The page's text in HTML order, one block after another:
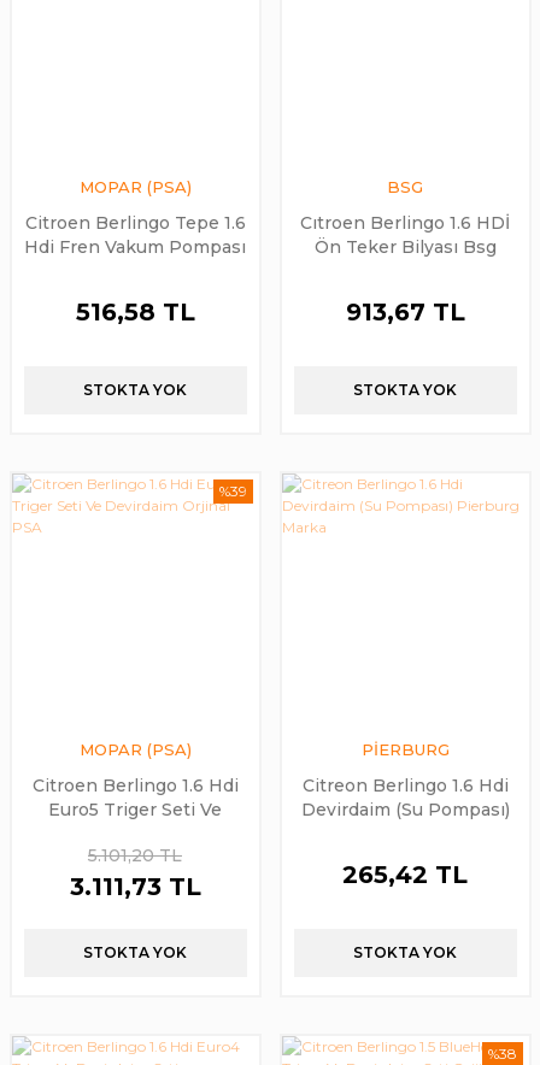
MOPAR (PSA)
Citroen Berlingo Tepe 1.6
Hdi Fren Vakum Pompası
516,58 TL
STOKTA YOK
BSG
Cıtroen Berlingo 1.6 HDİ
Ön Teker Bilyası Bsg
913,67 TL
STOKTA YOK
%39
MOPAR (PSA)
Citroen Berlingo 1.6 Hdi
Euro5 Triger Seti Ve
5.101,20 TL
3.111,73 TL
STOKTA YOK
PİERBURG
Citreon Berlingo 1.6 Hdi
Devirdaim (Su Pompası)
265,42 TL
STOKTA YOK
%38